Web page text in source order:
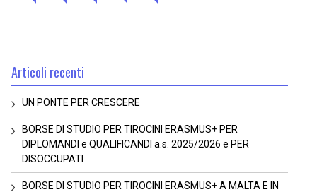
Articoli recenti
UN PONTE PER CRESCERE
BORSE DI STUDIO PER TIROCINI ERASMUS+ PER
DIPLOMANDI e QUALIFICANDI a.s. 2025/2026 e PER
DISOCCUPATI
BORSE DI STUDIO PER TIROCINI ERASMUS+ A MALTA E IN